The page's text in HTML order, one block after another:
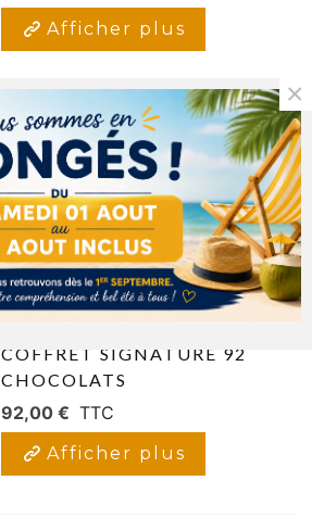
Afficher plus
COFFRET SIGNATURE 62
CHOCOLATS
63,00 € TTC
Afficher plus
COFFRET SIGNATURE 92
CHOCOLATS
92,00 € TTC
Afficher plus
×